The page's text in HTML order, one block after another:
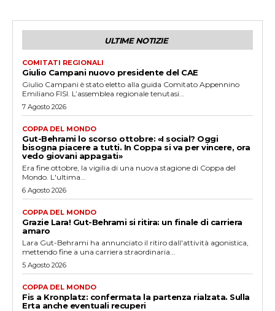
ULTIME NOTIZIE
COMITATI REGIONALI
Giulio Campani nuovo presidente del CAE
Giulio Campani è stato eletto alla guida Comitato Appennino
Emiliano FISI. L’assemblea regionale tenutasi...
7 Agosto 2026
COPPA DEL MONDO
Gut-Behrami lo scorso ottobre: «I social? Oggi
bisogna piacere a tutti. In Coppa si va per vincere, ora
vedo giovani appagati»
Era fine ottobre, la vigilia di una nuova stagione di Coppa del
Mondo. L'ultima...
6 Agosto 2026
COPPA DEL MONDO
Grazie Lara! Gut-Behrami si ritira: un finale di carriera
amaro
Lara Gut-Behrami ha annunciato il ritiro dall'attività agonistica,
mettendo fine a una carriera straordinaria...
5 Agosto 2026
COPPA DEL MONDO
Fis a Kronplatz: confermata la partenza rialzata. Sulla
Erta anche eventuali recuperi